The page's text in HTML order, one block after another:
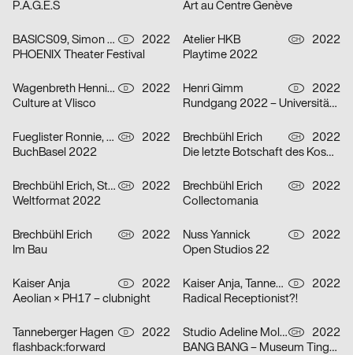
P.A.G.E.S
Art au Centre Genève
BASICS09, Simon Hegenberg D
2022
PHOENIX Theater Festival
Atelier HKB CH
2022
Playtime 2022
Wagenbreth Henning D
2022
Culture at Vlisco
Henri Gimm D
2022
Rundgang 2022 – Universität der Künste Berlin
Fueglister Ronnie, Yves Graber, Christian Hofer CH
2022
BuchBasel 2022
Brechbühl Erich CH
2022
Die letzte Botschaft des Kosmonauten an die Frau, die er einst in der ehemaligen Sowjetunion liebte
Brechbühl Erich, Studio Feixen, Schaub Josh CH
2022
Weltformat 2022
Brechbühl Erich CH
2022
Collectomania
Brechbühl Erich CH
2022
Im Bau
Nuss Yannick D
2022
Open Studios 22
Kaiser Anja D
2022
Aeolian × PH17 – clubnight
Kaiser Anja, Tanneberger Hagen D
2022
Radical Receptionist?!
Tanneberger Hagen D
2022
flashback:forward
Studio Adeline Mollard CH
2022
BANG BANG – Museum Tinguely